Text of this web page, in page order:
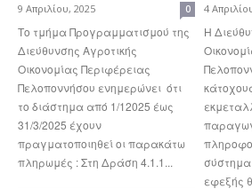
9 Απριλίου, 2025 0
Το τμήμα Προγραμματισμού της
Διεύθυνσης Αγροτικής
Οικονομίας Περιφέρειας
Πελοποννήσου ενημερώνει ότι
το διάστημα από 1/12025 έως
31/3/2025 έχουν
πραγματοποιηθεί οι παρακάτω
πληρωμές : Στη Δράση 4.1.1...
4
Η
σύστημα
εφεξής